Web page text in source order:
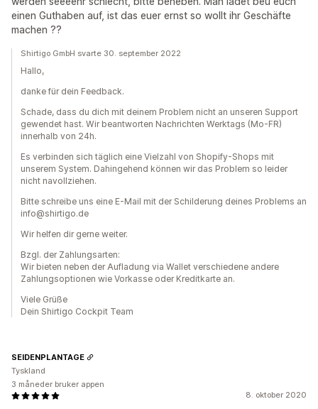
einen Guthaben auf, ist das euer ernst so wollt ihr Geschäfte
machen ??
Shirtigo GmbH svarte 30. september 2022
Hallo,
danke für dein Feedback.
Schade, dass du dich mit deinem Problem nicht an unseren Support
gewendet hast. Wir beantworten Nachrichten Werktags (Mo-FR)
innerhalb von 24h.
Es verbinden sich täglich eine Vielzahl von Shopify-Shops mit
unserem System. Dahingehend können wir das Problem so leider
nicht navollziehen.
Bitte schreibe uns eine E-Mail mit der Schilderung deines Problems an
info@shirtigo.de
Wir helfen dir gerne weiter.
Bzgl. der Zahlungsarten:
Wir bieten neben der Aufladung via Wallet verschiedene andere
Zahlungsoptionen wie Vorkasse oder Kreditkarte an.
Viele Grüße
Dein Shirtigo Cockpit Team
8. oktober 2020
SEIDENPLANTAGE
Tyskland
3 måneder bruker appen